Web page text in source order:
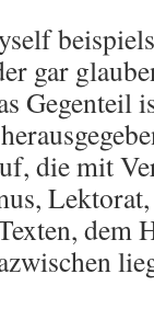
gar
Gegenteil
die mit
dem